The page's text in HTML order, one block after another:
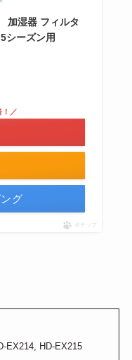
加湿器 フィルタ
シーズン用
！／
グ
ポチップ
EX214, HD-EX215